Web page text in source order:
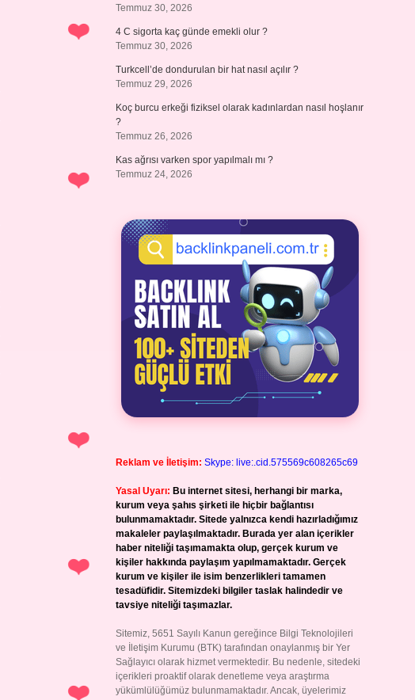
Temmuz 30, 2026
4 C sigorta kaç günde emekli olur ?
Temmuz 30, 2026
Turkcell’de dondurulan bir hat nasıl açılır ?
Temmuz 29, 2026
Koç burcu erkeği fiziksel olarak kadınlardan nasıl hoşlanır
?
Temmuz 26, 2026
Kas ağrısı varken spor yapılmalı mı ?
Temmuz 24, 2026
Reklam ve İletişim: Skype: live:.cid.575569c608265c69
Yasal Uyarı: Bu internet sitesi, herhangi bir marka,
kurum veya şahıs şirketi ile hiçbir bağlantısı
bulunmamaktadır. Sitede yalnızca kendi hazırladığımız
makaleler paylaşılmaktadır. Burada yer alan içerikler
haber niteliği taşımamakta olup, gerçek kurum ve
kişiler hakkında paylaşım yapılmamaktadır. Gerçek
kurum ve kişiler ile isim benzerlikleri tamamen
tesadüfidir. Sitemizdeki bilgiler taslak halindedir ve
tavsiye niteliği taşımazlar.
Sitemiz, 5651 Sayılı Kanun gereğince Bilgi Teknolojileri
ve İletişim Kurumu (BTK) tarafından onaylanmış bir Yer
Sağlayıcı olarak hizmet vermektedir. Bu nedenle, sitedeki
içerikleri proaktif olarak denetleme veya araştırma
yükümlülüğümüz bulunmamaktadır. Ancak, üyelerimiz